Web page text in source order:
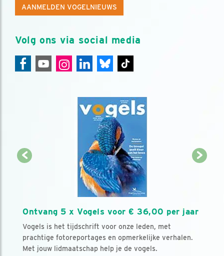
AANMELDEN VOGELNIEUWS
Volg ons via social media
Ontvang 5 x Vogels voor € 36,00 per jaar
Vogels is het tijdschrift voor onze leden, met
prachtige fotoreportages en opmerkelijke verhalen.
Met jouw lidmaatschap help je de vogels.